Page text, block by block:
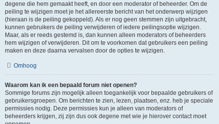
degene die hem gemaakt heeft, en door een moderator of beheerder. Om de
peiling te wijzigen moet je het allereerste bericht van het onderwerp wijzigen
(hieraan is de peiling gekoppeld). Als er nog geen stemmen zijn uitgebracht,
kunnen gebruikers de peiling verwijderen of iedere peilingsoptie wijzigen.
Maar, als er reeds gestemd is, dan kunnen alleen moderators of beheerders
hem wijzigen of verwijderen. Dit om te voorkomen dat gebruikers een peiling
maken en deze daarna vervalsen door de opties te wijzigen.
Omhoog
Waarom kan ik een bepaald forum niet openen?
Sommige forums zijn mogelijk alleen toegankelijk voor bepaalde gebruikers of
gebruikersgroepen. Om berichten te zien, lezen, plaatsen, enz. heb je speciale
permissies nodig. Deze permissies kun je alleen van moderators of
beheerders krijgen, zij zijn dus ook degene met wie je hierover contact moet